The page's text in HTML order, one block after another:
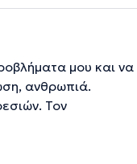
μου και να
ανθρωπιά.
Τον